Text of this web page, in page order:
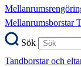
Mellanrumsborstar
Sök
Tandborstar och